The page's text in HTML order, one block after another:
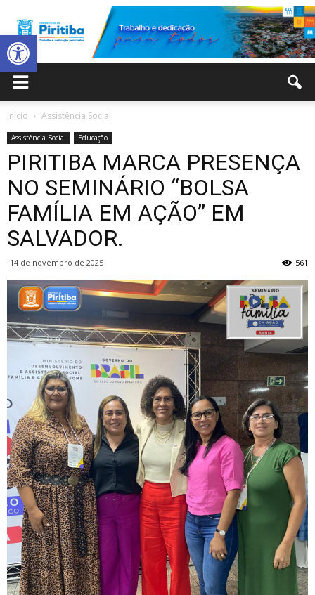
Abrir a barra de ferramentas
Municipal
de
Piritiba
Início Assistência Social
Assistência Social Educação
PIRITIBA MARCA PRESENÇA
NO SEMINÁRIO “BOLSA
FAMÍLIA EM AÇÃO” EM
SALVADOR.
14 de novembro de 2025 561